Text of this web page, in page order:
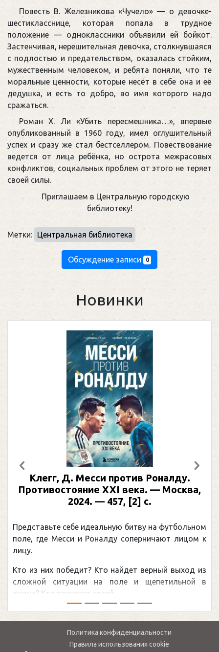
Повесть В. Железникова «Чучело» — о девочке-
шестикласснице, которая попала в трудное
положение — одноклассники объявили ей бойкот.
Застенчивая, нерешительная девочка, столкнувшаяся
с подлостью и предательством, оказалась стойким,
мужественным человеком, и ребята поняли, что те
моральные ценности, которые несёт в себе она и её
дедушка, и есть то добро, во имя которого надо
сражаться.
Роман Х. Ли «Убить пересмешника…», впервые
опубликованный в 1960 году, имел оглушительный
успех и сразу же стал бестселлером. Повествование
ведется от лица ребёнка, но острота межрасовых
конфликтов, социальных проблем от этого не теряет
своей силы.
Приглашаем в Центральную городскую
библиотеку!
Метки: Центральная библиотека
Обсуждение записи 0
Новинки
против Роналду.
XXI века. — Москва,
битву на футбольном
соперничают лицом к
Кто найдет верный выход из
на поле и щепетильной в
своей ...
Рабинер, И. Я.
Москва, 2024
обсуждаемая
мире.Перед сезоном
Предыдущий
Политика конфиденциальности
Правила использования cookie